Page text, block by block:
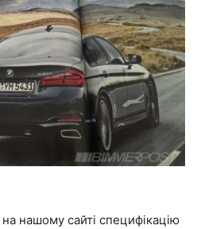
нашому сайті специфікацію